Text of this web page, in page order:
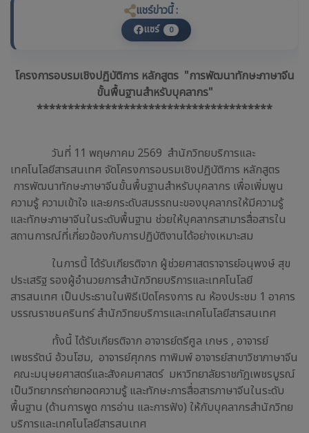
แชร์ข่าวนี้ :
แชร์ 0
โครงการอบรมเชิงปฏิบัติการ หลักสูตร "การพัฒนาทักษะภาษาจีน
ขั้นพื้นฐานสำหรับบุคลากร"
**************************************
วันที่ 11 พฤษภาคม 2569 สำนักวิทยบริการและ
เทคโนโลยีสารสนเทศ จัดโครงการอบรมเชิงปฏิบัติการ หลักสูตร
การพัฒนาทักษะภาษาจีนขั้นพื้นฐานสำหรับบุคลากร เพื่อเพิ่มพูน
ความรู้ ความเข้าใจ และยกระดับสมรรถนะของบุคลากรให้มีความรู้
และทักษะภาษาจีนในระดับพื้นฐาน ช่วยให้บุคลากรสามารสื่อสารใน
สถานการณ์ที่เกี่ยวข้องกับการปฏิบัติงานได้อย่างเหมาะสม
ในการนี้ ได้รับเกียรติจาก ผู้ช่วยศาสตราจารย์อนุพงษ์ สุข
ประเสริฐ รองผู้อำนวยการสำนักวิทยบริการและเทคโนโลยี
สารสนเทศ เป็นประธานในพิธีเปิดโครงการ ณ ห้องประชม 1 อาคาร
บรรณราชนครินทร์ สำนักวิทยบริการและเทคโนโลยีสารสนเทศ
ทั้งนี้ ได้รับเกียรติจาก อาจารย์ตรีศูล เกษร , อาจารย์
เพชรรัตน์ อ้วนโฮม, อาจารย์ศุภกร ทาพิมพ์ อาจารย์สาขาวิชาภาษาจีน
คณะมนุษยศาสตร์และสังคมศาสตร์ มหาวิทยาลัยราชภัฏเพชรบูรณ์
เป็นวิทยากรถ่ายทอดความรู้ และทักษะการสื่อสารภาษาจีนในระดับ
พื้นฐาน (ด้านการพูด การอ่าน และการฟัง) ให้กับบุคลากรสำนักวิทย
บริการและเทคโนโลยีสารสนเทศ